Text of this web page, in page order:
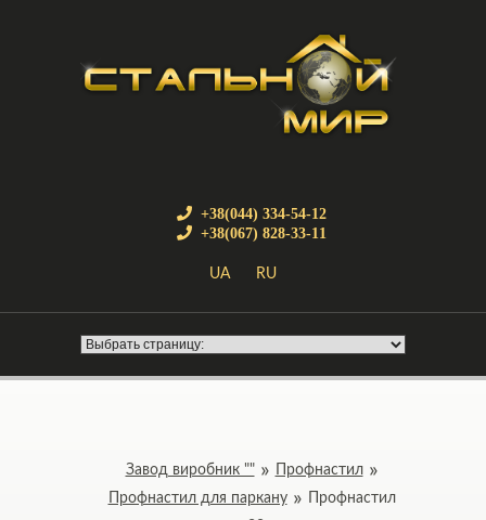
+38(044) 334-54-12
+38(067) 828-33-11
UA RU
Завод виробник ""
Профнастил
Профнастил для паркану
Профнастил